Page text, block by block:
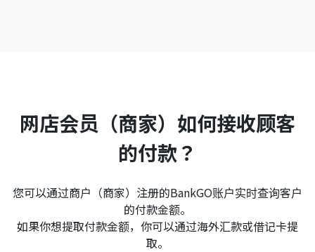
网店会员（商家）如何接收顾客
的付款？
您可以通过商户（商家）注册的BankGO账户实时查询客户
的付款金额。
如果你想提取付款金额，你可以通过海外汇款或借记卡提
取。